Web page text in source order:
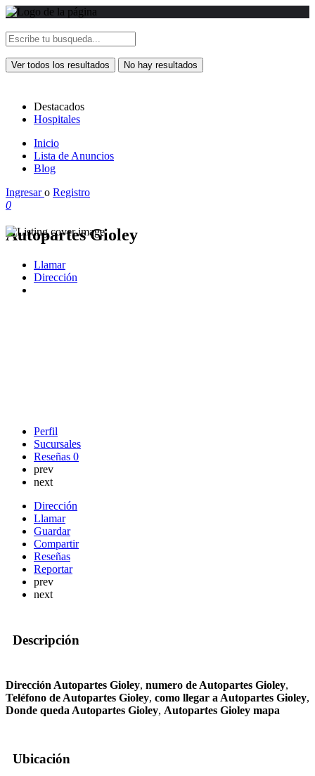
Ver todos los resultados No hay resultados
Destacados
Hospitales
Inicio
Lista de Anuncios
Blog
Ingresaro Registro
0
Autopartes Gioley
Llamar
Dirección
Perfil
Sucursales
Reseñas 0
prev
next
Dirección
Llamar
Guardar
Compartir
Reseñas
Reportar
prev
next
Descripción
Dirección Autopartes Gioley, numero de Autopartes Gioley,
Teléfono de Autopartes Gioley, como llegar a Autopartes Gioley,
Donde queda Autopartes Gioley, Autopartes Gioley mapa
Ubicación